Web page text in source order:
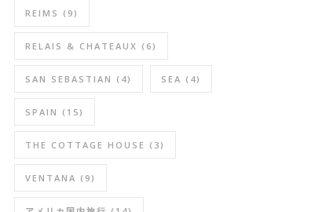
REIMS (9)
RELAIS & CHATEAUX (6)
SAN SEBASTIAN (4) SEA (4)
SPAIN (15)
THE COTTAGE HOUSE (3)
VENTANA (9)